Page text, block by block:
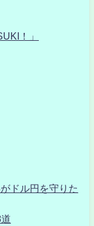
！」
ドル円を守りた